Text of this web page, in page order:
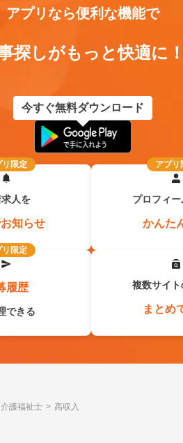
アプリなら便利な機能で
探しがもっと快適に
今すぐ無料ダウンロード
リ限定
人を
知らせ
アプリ
プロフィ
かんた
リ限定
履歴
できる
複数サイ
まとめ
介護福祉士 高収入